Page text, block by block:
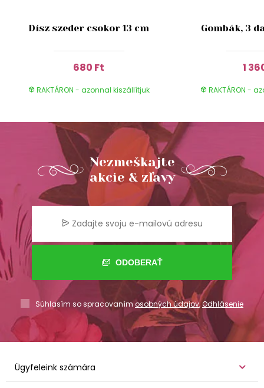
Dísz szeder csokor 13 cm
680 Ft
RAKTÁRON - azonnal kiszállítjuk
Gombák, 3
1
RAKTÁRON -
Nezmeškajte
akcie & zľavy
ODOBERAŤ
Súhlasím so spracovaním osobných údajov,Odhlásenie
Ügyfeleink számára